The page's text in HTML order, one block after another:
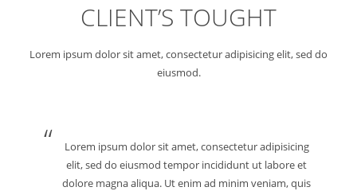
CLIENT’S TOUGHT
Lorem ipsum dolor sit amet, consectetur adipisicing elit, sed do
eiusmod.
Lorem ipsum dolor sit amet, consectetur adipisicing
elit, sed do eiusmod tempor incididunt ut labore et
dolore magna aliqua. Ut enim ad minim veniam, quis